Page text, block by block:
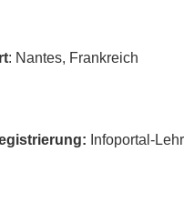
: Nantes, Frankreich
Infoportal-